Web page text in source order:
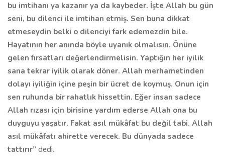
bu imtihanı ya kazanır ya da kaybeder. İşte Allah bu gün
seni, bu dilenci ile imtihan etmiş. Sen buna dikkat
etmeseydin belki o dilenciyi fark edemezdin bile.
Hayatının her anında böyle uyanık olmalısın. Önüne
gelen fırsatları değerlendirmelisin. Yaptığın her iyilik
sana tekrar iyilik olarak döner. Allah merhametinden
dolayı iyiliğin içine peşin bir ücret de koymuş. Onun için
sen ruhunda bir rahatlık hissettin. Eğer insan sadece
Allah rızası için birisine yardım ederse Allah ona bu
duyguyu yaşatır. Fakat asıl mükâfat bu değil tabi. Allah
asıl mükâfatı ahirette verecek. Bu dünyada sadece
tattırır” dedi.